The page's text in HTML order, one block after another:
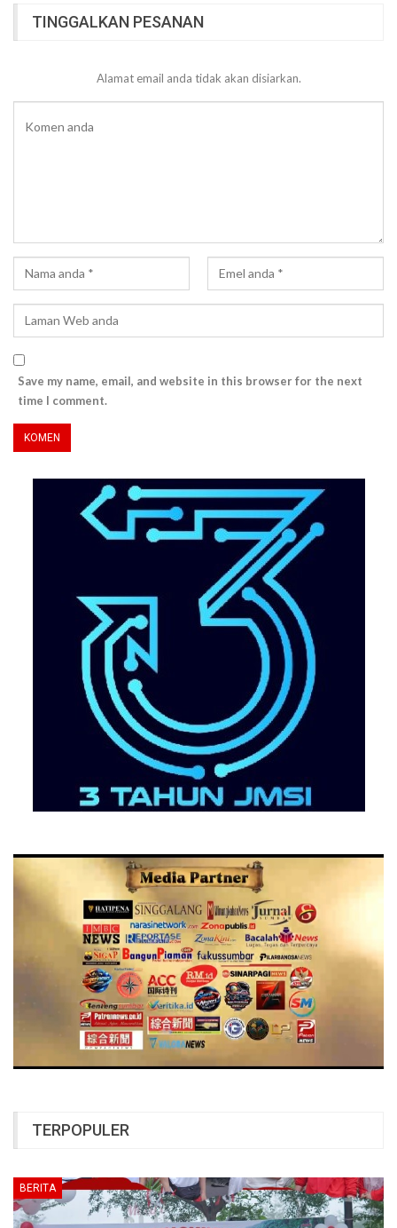
TINGGALKAN PESANAN
Alamat email anda tidak akan disiarkan.
Save my name, email, and website in this browser for the next
time I comment.
TERPOPULER
BERITA